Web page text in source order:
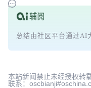
总结由社区平台通过AI
本站新闻禁止未经授权转
联系：